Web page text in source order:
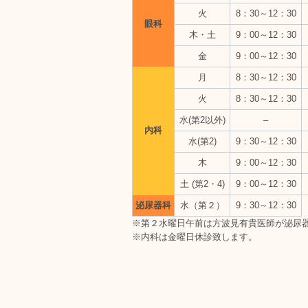
眼科
火 8：30～12：30
木・土 9：00～12：30
金 9：00～12：30
内科
月 8：30～12：30
火 8：30～12：30
水(第2以外) –
水(第2) 9：30～12：30
木 9：00～12：30
土 (第2・4) 9：00～12：30
泌尿器科 水（第２）
9：30～12：30
※第２水曜日午前は方波見有貴医師が泌尿
※内科は金曜日休診致します。